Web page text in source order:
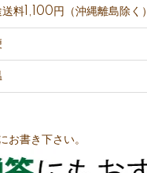
送料1,100円（沖縄離島除く）
お書き下さい。